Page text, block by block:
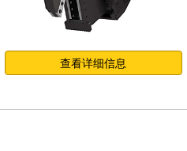
查看详细信息